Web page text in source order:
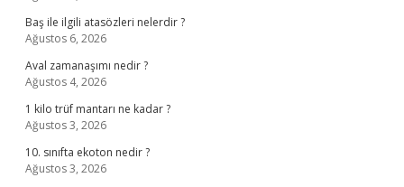
Baş ile ilgili atasözleri nelerdir ?
Ağustos 6, 2026
Aval zamanaşımı nedir ?
Ağustos 4, 2026
1 kilo trüf mantarı ne kadar ?
Ağustos 3, 2026
10. sınıfta ekoton nedir ?
Ağustos 3, 2026